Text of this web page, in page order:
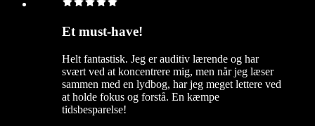
Et must-have!
Helt fantastisk. Jeg er auditiv lærende og har
svært ved at koncentrere mig, men når jeg læser
sammen med en lydbog, har jeg meget lettere ved
at holde fokus og forstå. En kæmpe
tidsbesparelse!